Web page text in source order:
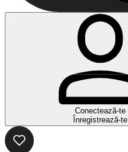
Conectează-te
Înregistrează-te